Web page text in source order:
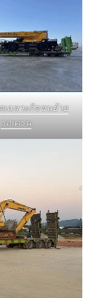
เฉพาะกิจขนย้าย
รถเครน